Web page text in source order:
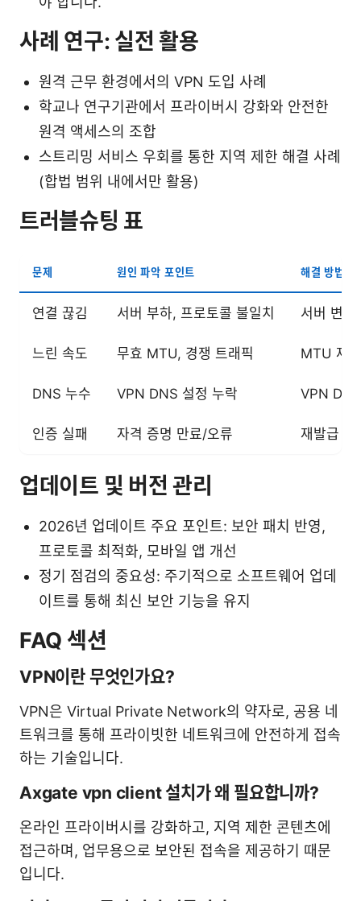
사례 연구: 실전 활용
원격 근무 환경에서의 VPN 도입 사례
학교나 연구기관에서 프라이버시 강화와 안전한
원격 액세스의 조합
스트리밍 서비스 우회를 통한 지역 제한 해결 사례
(합법 범위 내에서만 활용)
트러블슈팅 표
문제 원인 파악 포인트 해결 방법
연결 끊김 서버 부하, 프로토콜 불일치 서버 변경
느린 속도 무효 MTU, 경쟁 트래픽 MTU 재
DNS 누수 VPN DNS 설정 누락 VPN
인증 실패 자격 증명 만료/오류 재발급 또
업데이트 및 버전 관리
2026년 업데이트 주요 포인트: 보안 패치 반영,
프로토콜 최적화, 모바일 앱 개선
정기 점검의 중요성: 주기적으로 소프트웨어 업데
이트를 통해 최신 보안 기능을 유지
FAQ 섹션
VPN이란 무엇인가요?
VPN은 Virtual Private Network의 약자로, 공용 네
트워크를 통해 프라이빗한 네트워크에 안전하게 접속
하는 기술입니다.
Axgate vpn client 설치가 왜 필요합니까?
온라인 프라이버시를 강화하고, 지역 제한 콘텐츠에
접근하며, 업무용으로 보안된 접속을 제공하기 때문
입니다.